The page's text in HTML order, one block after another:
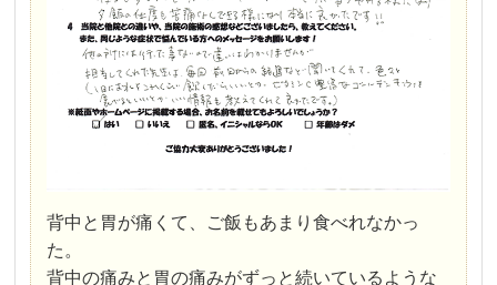
背中と胃が痛くて、ご飯もあまり食べれなかっ
た。
背中の痛みと胃の痛みがずっと続いているような